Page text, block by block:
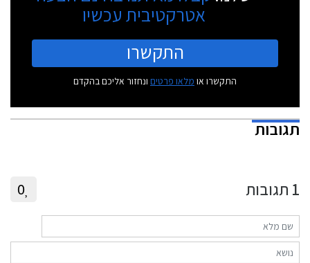
אטרקטיבית עכשיו
התקשרו
התקשרו או מלאו פרטים ונחזור אליכם בהקדם
תגובות
1 תגובות 0